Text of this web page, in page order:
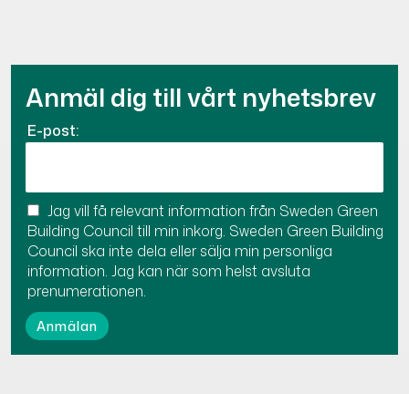
Anmäl dig till vårt nyhetsbrev
E-post:
Jag vill få relevant information från Sweden Green
Building Council till min inkorg. Sweden Green Building
Council ska inte dela eller sälja min personliga
information. Jag kan när som helst avsluta
prenumerationen.